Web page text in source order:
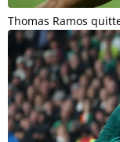
Thomas Ramos